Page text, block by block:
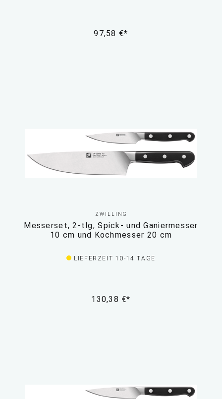
97,58 €*
ZWILLING
Messerset, 2-tlg, Spick- und Ganiermesser
10 cm und Kochmesser 20 cm
LIEFERZEIT 10-14 TAGE
130,38 €*